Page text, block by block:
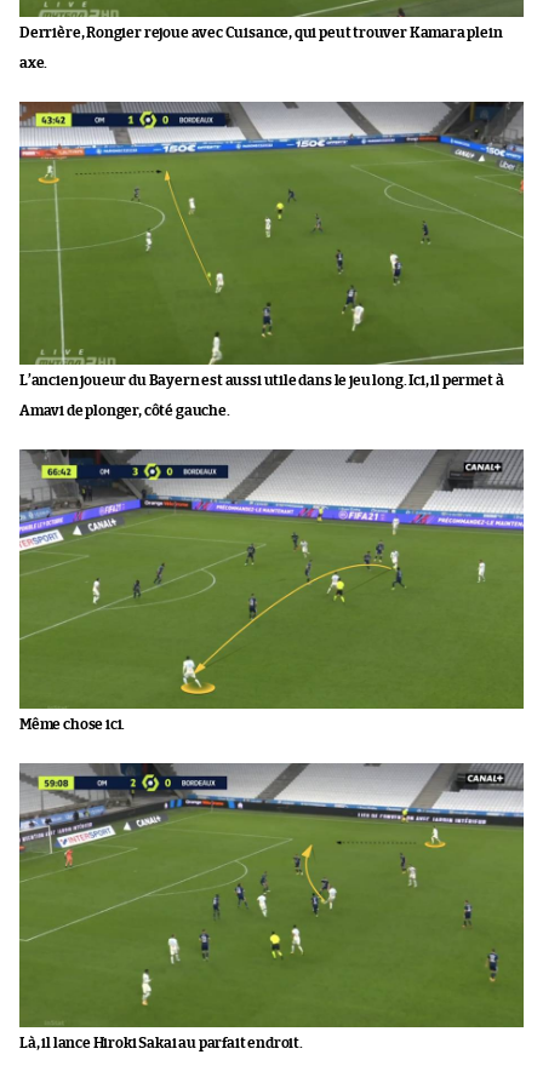
Derrière, Rongier rejoue avec Cuisance, qui peut trouver Kamara plein
axe.
L’ancien joueur du Bayern est aussi utile dans le jeu long. Ici, il permet à
Amavi de plonger, côté gauche.
Même chose ici.
Là, il lance Hiroki Sakai au parfait endroit.